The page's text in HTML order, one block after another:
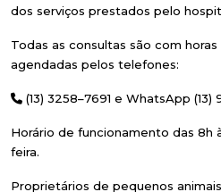
dos serviços prestados pelo
Todas as consultas são com
agendadas pelos telefones:
(13) 3258–7691 e WhatsApp (13)
Horário de funcionamento das 8h
feira.
Proprietários de pequenos